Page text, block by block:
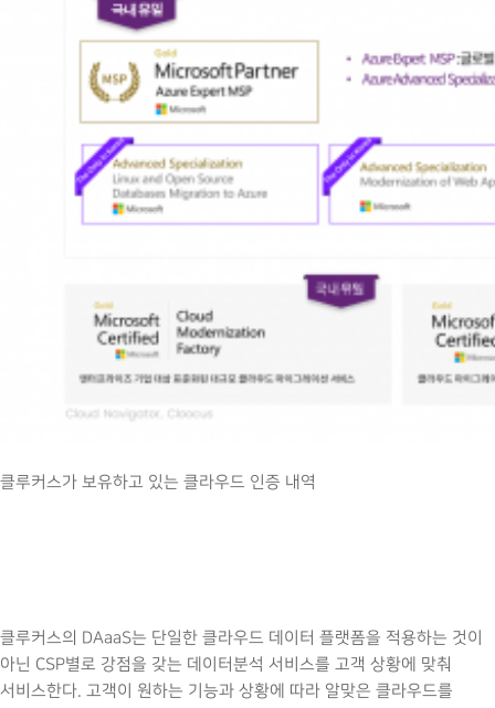
클루커스가 보유하고 있는 클라우드 인증 내역
클루커스의 DAaaS는 단일한 클라우드 데이터 플랫폼을 적용하는 것이
아닌 CSP별로 강점을 갖는 데이터분석 서비스를 고객 상황에 맞춰
서비스한다. 고객이 원하는 기능과 상황에 따라 알맞은 클라우드를